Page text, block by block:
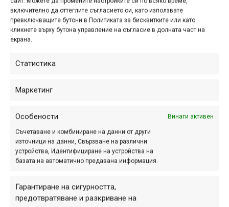
включително да оттеглите съгласието си, като използвате
превключващите бутони в Политиката за бисквитките или като
кликнете върху бутона управление на съгласие в долната част на
екрана.
Статистика
Маркетинг
Особености Винаги активен
Съчетаване и комбиниране на данни от други
източници на данни, Свързване на различни
устройства, Идентифициране на устройства на
базата на автоматично предавана информация.
Гарантиране на сигурността,
предотвратяване и разкриване на